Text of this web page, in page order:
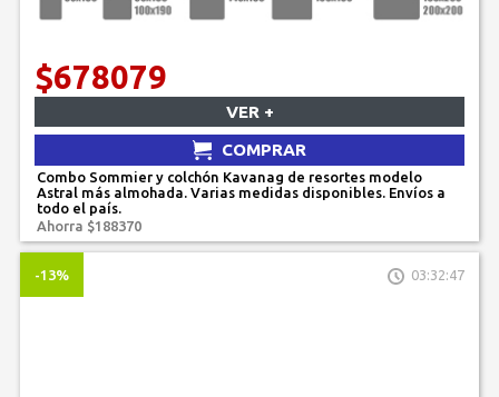
$678079
VER +
COMPRAR
Combo Sommier y colchón Kavanag de resortes modelo
Astral más almohada. Varias medidas disponibles. Envíos a
todo el país.
Ahorra $188370
-13% 03:32:47